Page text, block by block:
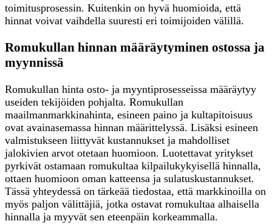
toimitusprosessin. Kuitenkin on hyvä huomioida, että
hinnat voivat vaihdella suuresti eri toimijoiden välillä.
Romukullan hinnan määräytyminen ostossa ja
myynnissä
Romukullan hinta osto- ja myyntiprosesseissa määräytyy
useiden tekijöiden pohjalta. Romukullan
maailmanmarkkinahinta, esineen paino ja kultapitoisuus
ovat avainasemassa hinnan määrittelyssä. Lisäksi esineen
valmistukseen liittyvät kustannukset ja mahdolliset
jalokivien arvot otetaan huomioon. Luotettavat yritykset
pyrkivät ostamaan romukultaa kilpailukykyisellä hinnalla,
ottaen huomioon oman katteensa ja sulatuskustannukset.
Tässä yhteydessä on tärkeää tiedostaa, että markkinoilla on
myös paljon välittäjiä, jotka ostavat romukultaa alhaisella
hinnalla ja myyvät sen eteenpäin korkeammalla.